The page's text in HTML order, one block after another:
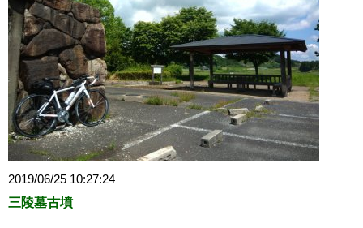
2019/06/25 10:27:24
三陵墓古墳